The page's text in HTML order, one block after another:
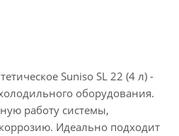
Suniso SL 22 (4 л) -
оборудования.
работу системы,
Идеально подходит